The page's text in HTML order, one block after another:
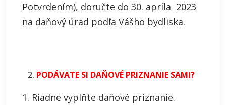
Potvrdením), doručte do 30. apríla 2023
na daňový úrad podľa Vášho bydliska.
PODÁVATE SI DAŇOVÉ PRIZNANIE SAMI?
1. Riadne vyplňte daňové priznanie.